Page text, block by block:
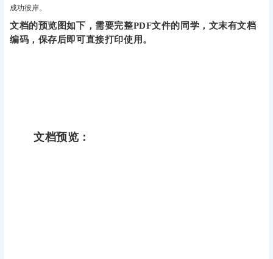
成功彼岸‌。
文档的预览图如下，需要完整PDF文件的同学，文末有文档
编码，保存后即可直接打印使用。
文档预览：